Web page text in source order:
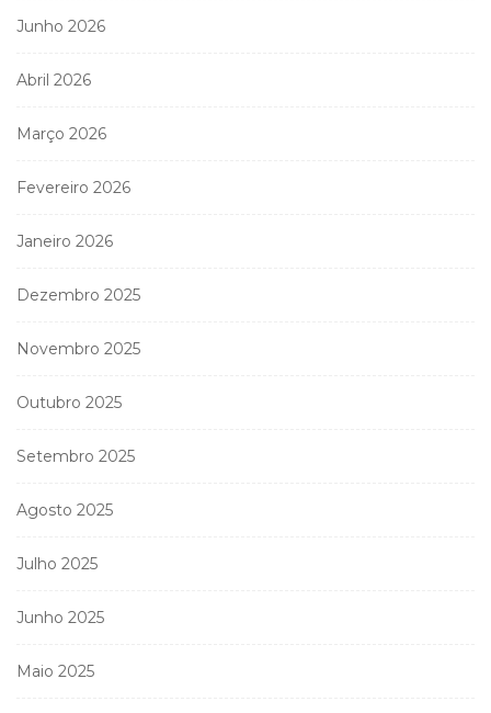
Junho 2026
Abril 2026
Março 2026
Fevereiro 2026
Janeiro 2026
Dezembro 2025
Novembro 2025
Outubro 2025
Setembro 2025
Agosto 2025
Julho 2025
Junho 2025
Maio 2025